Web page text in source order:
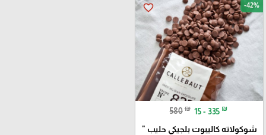
favorite_border -42%
580 ₪ 15 - 335 ₪
شوكولاته كاليبوت بلجيكي حليب "